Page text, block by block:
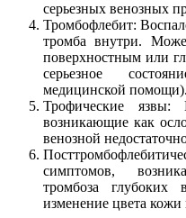
серьезных венозных
Тромбофлебит:
тромба внутри.
поверхностным или
серьезное
медицинской помощи).
Трофические язвы:
возникающие как
венозной
симптомов,
тромбоза
изменение цвета кожи